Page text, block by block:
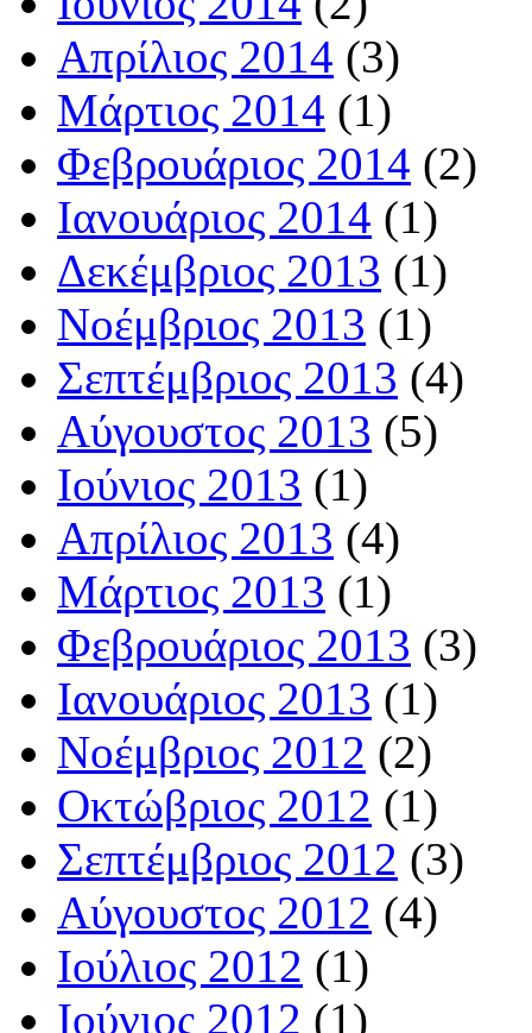
Απρίλιος 2014 (3)
Μάρτιος 2014 (1)
Φεβρουάριος 2014 (2)
Ιανουάριος 2014 (1)
Δεκέμβριος 2013 (1)
Νοέμβριος 2013 (1)
Σεπτέμβριος 2013 (4)
Αύγουστος 2013 (5)
Ιούνιος 2013 (1)
Απρίλιος 2013 (4)
Μάρτιος 2013 (1)
Φεβρουάριος 2013 (3)
Ιανουάριος 2013 (1)
Νοέμβριος 2012 (2)
Οκτώβριος 2012 (1)
Σεπτέμβριος 2012 (3)
Αύγουστος 2012 (4)
Ιούλιος 2012 (1)
Ιούνιος 2012 (1)